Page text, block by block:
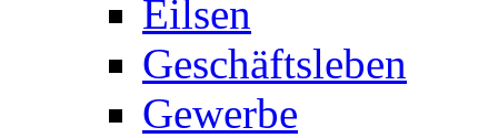
Eilsen
Geschäftsleben
Gewerbe